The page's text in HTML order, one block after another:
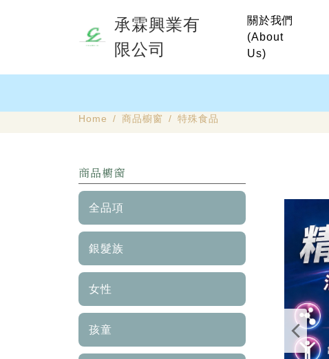
承霖興業有
限公司
關於我們
(About
Us)
Home 商品櫥窗 特殊食品
商品櫥窗
全品項
銀髮族
女性
孩童